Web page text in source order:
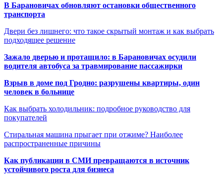
В Барановичах обновляют остановки общественного
транспорта
Двери без лишнего: что такое скрытый монтаж и как выбрать
подходящее решение
Зажало дверью и протащило: в Барановичах осудили
водителя автобуса за травмирование пассажирки
Взрыв в доме под Гродно: разрушены квартиры, один
человек в больнице
Как выбрать холодильник: подробное руководство для
покупателей
Стиральная машина прыгает при отжиме? Наиболее
распространенные причины
Как публикации в СМИ превращаются в источник
устойчивого роста для бизнеса